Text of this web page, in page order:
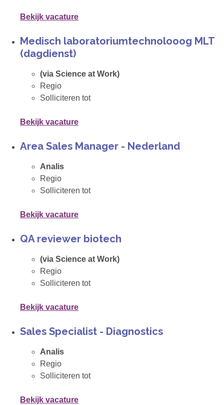
Bekijk vacature
Medisch laboratoriumtechnolooog MLT
(dagdienst)
(via Science at Work)
Regio
Solliciteren tot
Bekijk vacature
Area Sales Manager - Nederland
Analis
Regio
Solliciteren tot
Bekijk vacature
QA reviewer biotech
(via Science at Work)
Regio
Solliciteren tot
Bekijk vacature
Sales Specialist - Diagnostics
Analis
Regio
Solliciteren tot
Bekijk vacature